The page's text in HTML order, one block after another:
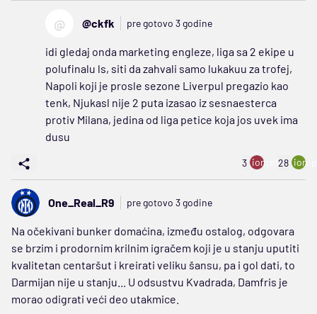
@ @ckfk pre gotovo 3 godine
idi gledaj onda marketing engleze, liga sa 2 ekipe u
polufinalu ls, siti da zahvali samo lukakuu za trofej,
Napoli koji je prosle sezone Liverpul pregazio kao
tenk, Njukasl nije 2 puta izasao iz sesnaesterca
protiv Milana, jedina od liga petice koja jos uvek ima
dusu
3 ion:minus
28
One_Real_R9 pre gotovo 3 godine
Na očekivani bunker domaćina, između ostalog, odgovara
se brzim i prodornim krilnim igračem koji je u stanju uputiti
kvalitetan centaršut i kreirati veliku šansu, pa i gol dati, to
Darmijan nije u stanju... U odsustvu Kvadrada, Damfris je
morao odigrati veći deo utakmice.